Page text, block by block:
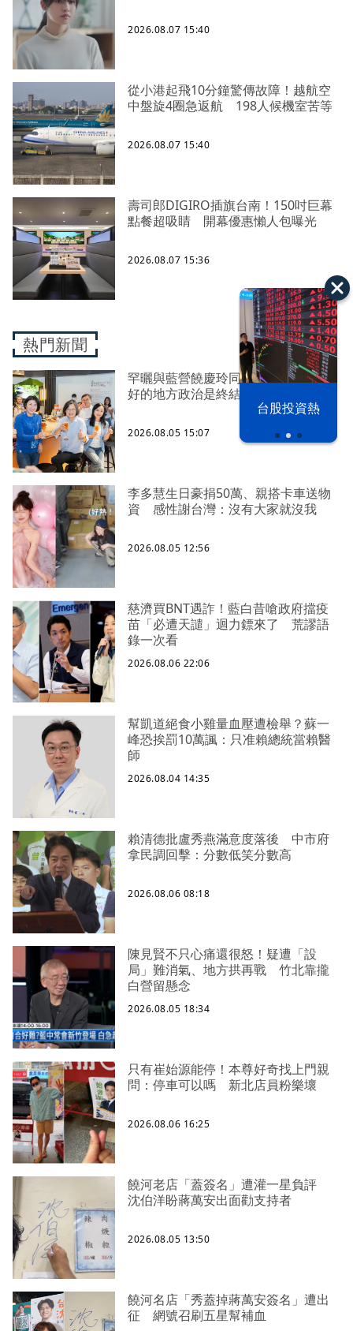
台股投資熱
2026.08.07 15:40
從小港起飛10分鐘驚傳故障！越航空
中盤旋4圈急返航 198人候機室苦等
2026.08.07 15:40
壽司郎DIGIRO插旗台南！150吋巨幕
點餐超吸睛 開幕優惠懶人包曝光
2026.08.07 15:36
熱門新聞
罕曬與藍營饒慶玲同框照 蔡英文：
好的地方政治是終結對立、彼此接力
2026.08.05 15:07
李多慧生日豪捐50萬、親搭卡車送物
資 感性謝台灣：沒有大家就沒我
2026.08.05 12:56
慈濟買BNT遇詐！藍白昔嗆政府擋疫
苗「必遭天譴」迴力鏢來了 荒謬語
錄一次看
2026.08.06 22:06
幫凱道絕食小雞量血壓遭檢舉？蘇一
峰恐挨罰10萬諷：只准賴總統當賴醫
師
2026.08.04 14:35
賴清德批盧秀燕滿意度落後 中市府
拿民調回擊：分數低笑分數高
2026.08.06 08:18
陳見賢不只心痛還很怒！疑遭「設
局」難消氣、地方拱再戰 竹北靠攏
白營留懸念
2026.08.05 18:34
只有崔始源能停！本尊好奇找上門親
問：停車可以嗎 新北店員粉樂壞
2026.08.06 16:25
饒河老店「蓋簽名」遭灌一星負評
沈伯洋盼蔣萬安出面勸支持者
2026.08.05 13:50
饒河名店「秀蓋掉蔣萬安簽名」遭出
征 網號召刷五星幫補血